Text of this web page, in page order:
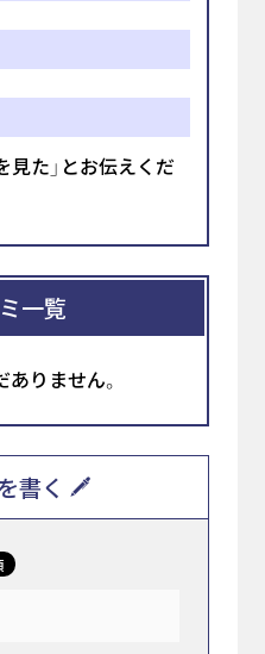
見た」とお伝えくだ
一覧
りません。
書く